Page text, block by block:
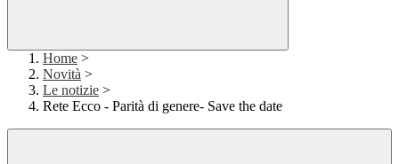
Home >
Novità >
Le notizie >
Rete Ecco - Parità di genere- Save the date